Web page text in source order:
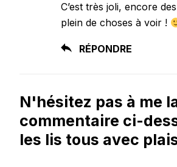
C’est très joli, encore
plein de choses à voir !
RÉPONDRE
N'hésitez pas à me
commentaire ci-
les lis tous avec